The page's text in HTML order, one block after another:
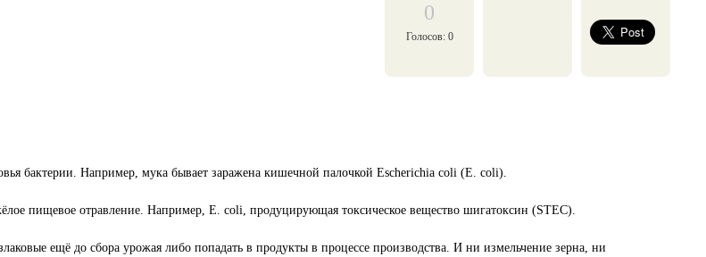
0
Голосов: 0
бактерии. Например, мука бывает заражена кишечной палочкой Escherichia coli (E. coli).
пищевое отравление. Например, E. coli, продуцирующая токсическое вещество шигатоксин (STEC).
ещё до сбора урожая либо попадать в продукты в процессе производства. И ни измельчение зерна, ни